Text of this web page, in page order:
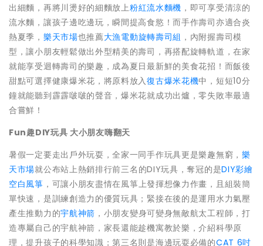
出細麵，再將川燙好的細麵放上粉紅流水麵機 ，即可享受清涼的
流水麵，讓孩子邊吃邊玩，瞬間提高食慾！而手作壽司亦適合炎
熱夏季， 樂天市場也推薦大漁電動旋轉壽司組 ，內附握壽司模
型，讓小朋友輕鬆做出外型精美的壽司，再搭配旋轉軌道，在家
就能享受迴轉壽司的樂趣，成為夏日最新鮮的美食花招！而飯後
甜點可選擇健康爆米花，將原料放入復古爆米花機中，短短10分
鐘就能聽到霹霹啵啵的聲音，爆米花就成功出爐，零失敗率最適
合嘗鮮！
Fun趣DIY玩具 大小朋友嗨翻天
暑假一定要走出戶外玩耍，全家一同手作玩具更是樂趣無窮， 樂
天市場就公布站上熱銷排行前三名的DIY玩具，奪冠的是DIY彩繪
空白風箏 ，可讓小朋友盡情在風箏上發揮想像力作畫，且組裝簡
單快速，是訓練創造力的優質玩具；緊接在後的是運用水力氣壓
產生推動力的宇航神箭 ，小朋友變身可變身無敵航太工程師，打
造專屬自己的宇航神箭，家長還能趁機寓教於樂，介紹科學原
理，提升孩子的科學知識；第三名則是海邊玩耍必備的CAT 6吋